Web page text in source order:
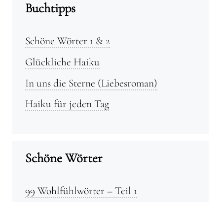
Buchtipps
Schöne Wörter 1 & 2
Glückliche Haiku
In uns die Sterne (Liebesroman)
Haiku für jeden Tag
Schöne Wörter
99 Wohlfühlwörter – Teil 1